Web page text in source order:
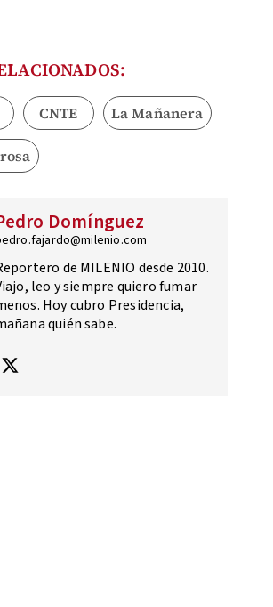
CNTE La Mañanera
Domínguez
de MILENIO desde 2010.
leo y siempre quiero fumar
Hoy cubro Presidencia,
quién sabe.